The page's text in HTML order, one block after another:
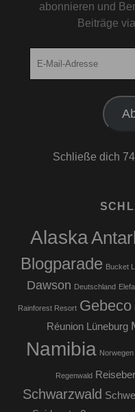
abonnieren und
Beiträge
Schließe dich
Alaska
Blogparade Bucket
Dawson Deutschland
Rainforest Resort Gebeco
Réunion
Lüneburg
Namibia Norwegen
Regenwald
Schwarzwald